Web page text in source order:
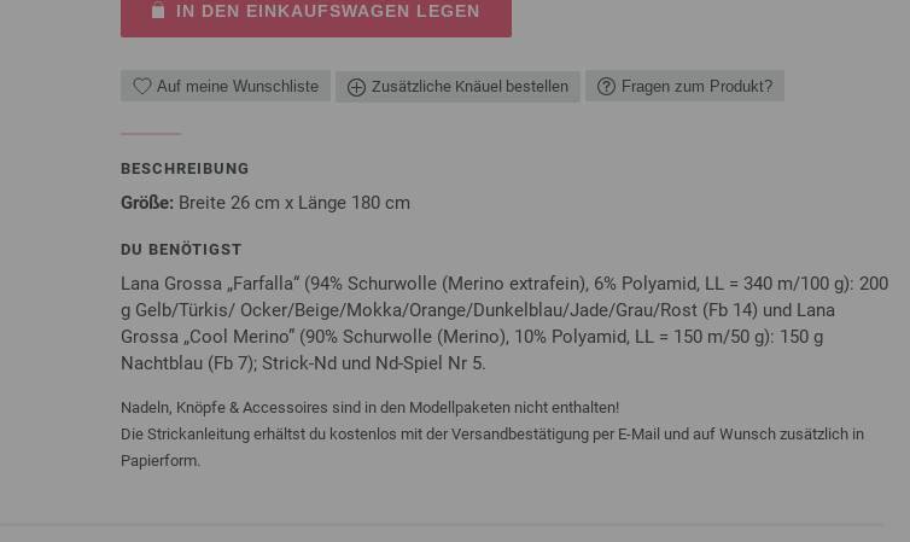
IN DEN EINKAUFSWAGEN LEGEN
Auf meine Wunschliste Zusätzliche Knäuel bestellen Fragen zum Produkt?
BESCHREIBUNG
Größe: Breite 26 cm x Länge 180 cm
DU BENÖTIGST
Lana Grossa „Farfalla“ (94% Schurwolle (Merino extrafein), 6% Polyamid, LL = 340 m/100 g): 200
g Gelb/Türkis/ Ocker/Beige/Mokka/Orange/Dunkelblau/Jade/Grau/Rost (Fb 14) und Lana
Grossa „Cool Merino” (90% Schurwolle (Merino), 10% Polyamid, LL = 150 m/50 g): 150 g
Nachtblau (Fb 7); Strick-Nd und Nd-Spiel Nr 5.
Nadeln, Knöpfe & Accessoires sind in den Modellpaketen nicht enthalten!
Die Strickanleitung erhältst du kostenlos mit der Versandbestätigung per E-Mail und auf Wunsch zusätzlich in
Papierform.